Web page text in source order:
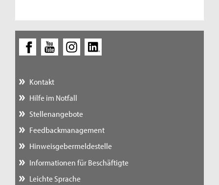
Kontakt
Hilfe im Notfall
Stellenangebote
Feedbackmanagement
Hinweisgebermeldestelle
Informationen für Beschäftigte
Leichte Sprache